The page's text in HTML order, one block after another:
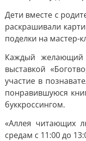
Дети вместе с
раскрашивали
поделки на мастер-
Каждый желающий
выставкой
участие в
понравившуюся
буккроссингом.
«Аллея читающих
средам с 11:00 до